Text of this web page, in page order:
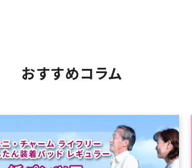
おすすめコラム